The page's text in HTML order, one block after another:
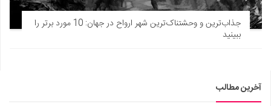
جذاب‌ترین و وحشتناک‌ترین شهر ارواح در جهان: 10 مورد برتر را
ببینید
آخرین مطالب